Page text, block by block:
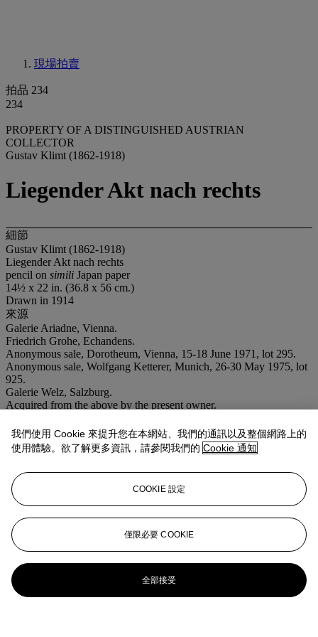
現場拍賣
拍品 234
234
PROPERTY OF A DISTINGUISHED AUSTRIAN
COLLECTOR
Gustav Klimt (1862-1918)
Liegender Akt nach rechts
細節
Gustav Klimt (1862-1918)
Liegender Akt nach rechts
pencil on simili Japan paper
14½ x 22 in. (36.8 x 56 cm.)
Drawn in 1914
來源
Galerie Ariadne, Vienna.
Friedrich Grohe, Echandens.
Anonymous sale, Dorotheum, Vienna, 15-18 June 1971, lot 295.
Anonymous sale, Wolfgang Ketterer, Munich, 26-30 May 1975, lot
925.
Galerie Welz, Salzburg.
Acquired from the above by the present owner.
A. Strobl, Gustav Klimt, Die Zeichnungen, vol. III, 1912-1918
Salzburg, 1984, no. 2450 (illustrated p. 81).
我們使用 Cookie 來提升您在本網站、我們的通訊以及整個網路上的
使用體驗。欲了解更多資訊，請參閱我們的 Cookie 通知
COOKIE 設定
僅限必要 COOKIE
全部接受